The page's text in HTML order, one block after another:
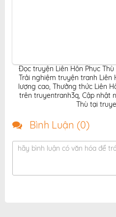
Đọc truyện Liên Hôn Phục
Trải nghiệm truyện tranh Liên
lượng cao, Thưởng thức Liên
trên truyentranh3q, Cập nhật
Thù tại
Bình Luận (0)
hãy bình luận có văn hóa để